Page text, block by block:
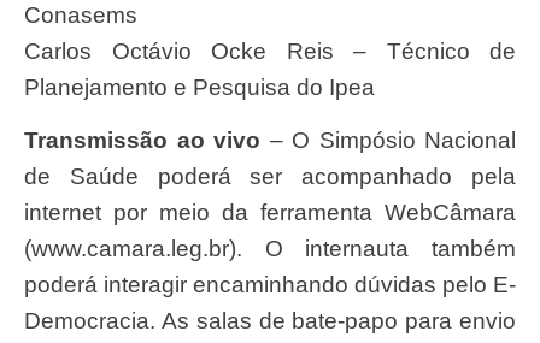
Conasems
Carlos Octávio Ocke Reis – Técnico de
Planejamento e Pesquisa do Ipea
Transmissão ao vivo – O Simpósio Nacional
de Saúde poderá ser acompanhado pela
internet por meio da ferramenta WebCâmara
(www.camara.leg.br). O internauta também
poderá interagir encaminhando dúvidas pelo E-
Democracia. As salas de bate-papo para envio